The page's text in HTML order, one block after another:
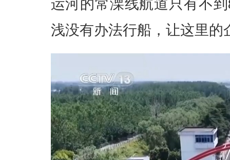
运河的常溧线航道只有不
浅没有办法行船，让这里